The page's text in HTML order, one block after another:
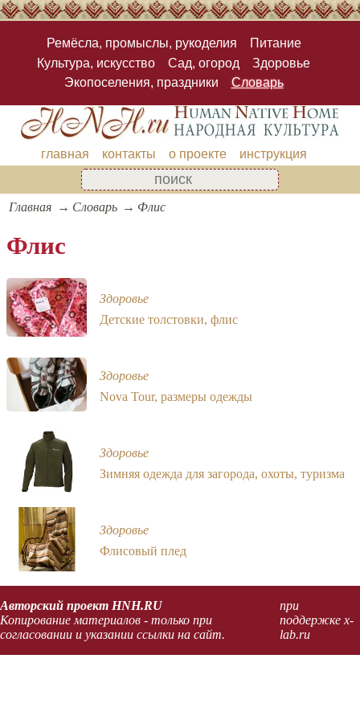
Ремёсла, промыслы, рукоделия
Питание
Культура, искусство
Сад, огород
Здоровье
Экопоселения, праздники
Словарь
главная контакты о проекте инструкция
Главная Словарь Флис
Флис
Здоровье
Детские толстовки, флис
Здоровье
Nova Tour, размеры одежды
Здоровье
Зимняя одежда для загорода, охоты, туризма
Здоровье
Флисовый плед
Авторский проект HNH.RU
Копирование материалов - только при
согласовании и указании ссылки на сайт.
при
поддержке x-
lab.ru